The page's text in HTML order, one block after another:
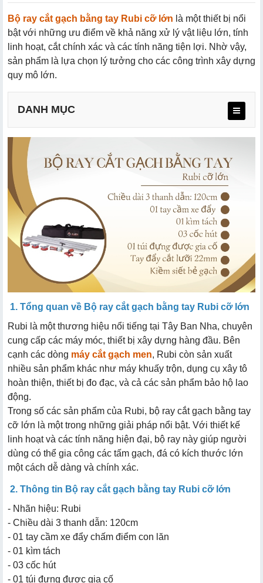
Bộ ray cắt gạch bằng tay Rubi cỡ lớn là một thiết bị nổi
bật với những ưu điểm về khả năng xử lý vật liệu lớn, tính
linh hoạt, cắt chính xác và các tính năng tiện lợi. Nhờ vậy,
sản phẩm là lựa chọn lý tưởng cho các công trình xây dựng
quy mô lớn.
DANH MỤC
1. Tổng quan về Bộ ray cắt gạch bằng tay Rubi cỡ lớn
Rubi là một thương hiệu nổi tiếng tại Tây Ban Nha, chuyên
cung cấp các máy móc, thiết bị xây dựng hàng đầu. Bên
cạnh các dòng máy cắt gạch men, Rubi còn sản xuất
nhiều sản phẩm khác như máy khuấy trộn, dụng cụ xây tô
hoàn thiện, thiết bị đo đạc, và cả các sản phẩm bảo hộ lao
động.
Trong số các sản phẩm của Rubi, bộ ray cắt gạch bằng tay
cỡ lớn là một trong những giải pháp nổi bật. Với thiết kế
linh hoạt và các tính năng hiện đại, bộ ray này giúp người
dùng có thể gia công các tấm gạch, đá có kích thước lớn
một cách dễ dàng và chính xác.
2. Thông tin Bộ ray cắt gạch bằng tay Rubi cỡ lớn
- Nhãn hiệu: Rubi
- Chiều dài 3 thanh dẫn: 120cm
- 01 tay cầm xe đẩy chấm điểm con lăn
- 01 kìm tách
- 03 cốc hút
- 01 túi đựng được gia cố